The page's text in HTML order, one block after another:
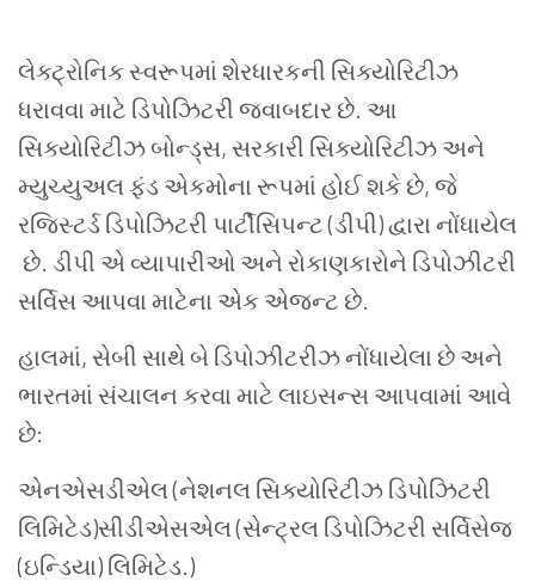
લેક્ટ્રોનિક સ્વરૂપમાં શેરધારકની સિક્યોરિટીઝ
ધરાવવા માટે ડિપોઝિટરી જવાબદાર છે. આ
સિક્યોરિટીઝ બોન્ડ્સ, સરકારી સિક્યોરિટીઝ અને
મ્યુચ્યુઅલ ફંડ એકમોના રૂપમાં હોઈ શકે છે, જે
રજિસ્ટર્ડ ડિપોઝિટરી પાર્ટીસિપન્ટ (ડીપી) દ્વારા નોંધાયેલ
છે. ડીપી એ વ્યાપારીઓ અને રોકાણકારોને ડિપોઝીટરી
સર્વિસ આપવા માટેના એક એજન્ટ છે.
હાલમાં, સેબી સાથે બે ડિપોઝીટરીઝ નોંધાયેલા છે અને
ભારતમાં સંચાલન કરવા માટે લાઇસન્સ આપવામાં આવે
છે:
એનએસડીએલ (નેશનલ સિક્યોરિટીઝ ડિપોઝિટરી
લિમિટેડ)સીડીએસએલ (સેન્ટ્રલ ડિપોઝિટરી સર્વિસેજ
(ઇન્ડિયા) લિમિટેડ.)